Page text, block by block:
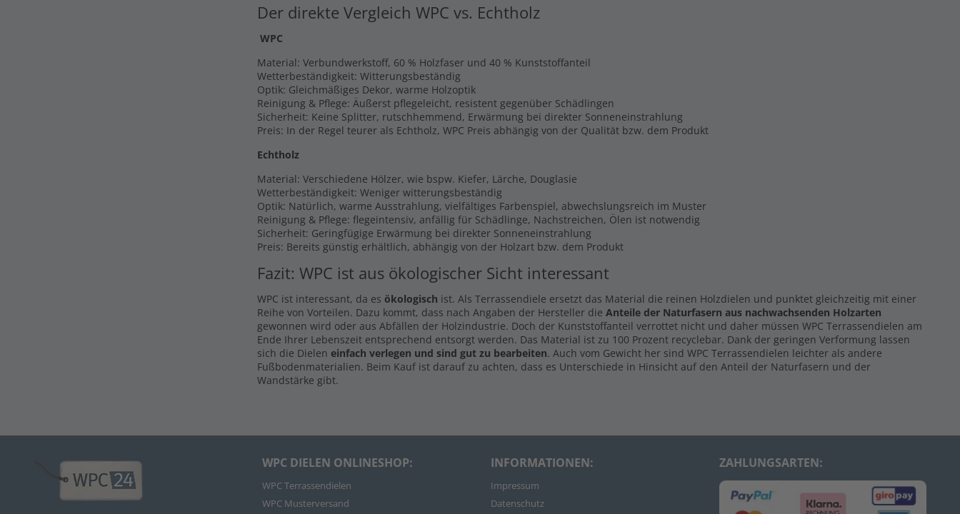
Der direkte Vergleich WPC vs. Echtholz
WPC
Material: Verbundwerkstoff, 60 % Holzfaser und 40 % Kunststoffanteil
Wetterbeständigkeit: Witterungsbeständig
Optik: Gleichmäßiges Dekor, warme Holzoptik
Reinigung & Pflege: Äußerst pflegeleicht, resistent gegenüber Schädlingen
Sicherheit: Keine Splitter, rutschhemmend, Erwärmung bei direkter Sonneneinstrahlung
Preis: In der Regel teurer als Echtholz, WPC Preis abhängig von der Qualität bzw. dem Produkt
Echtholz
Material: Verschiedene Hölzer, wie bspw. Kiefer, Lärche, Douglasie
Wetterbeständigkeit: Weniger witterungsbeständig
Optik: Natürlich, warme Ausstrahlung, vielfältiges Farbenspiel, abwechslungsreich im Muster
Reinigung & Pflege: flegeintensiv, anfällig für Schädlinge, Nachstreichen, Ölen ist notwendig
Sicherheit: Geringfügige Erwärmung bei direkter Sonneneinstrahlung
Preis: Bereits günstig erhältlich, abhängig von der Holzart bzw. dem Produkt
Fazit: WPC ist aus ökologischer Sicht interessant
WPC ist interessant, da es ökologisch ist. Als Terrassendiele ersetzt das Material die reinen Holzdielen und punktet gleichzeitig mit einer
Reihe von Vorteilen. Dazu kommt, dass nach Angaben der Hersteller die Anteile der Naturfasern aus nachwachsenden Holzarten
gewonnen wird oder aus Abfällen der Holzindustrie. Doch der Kunststoffanteil verrottet nicht und daher müssen WPC Terrassendielen am
Ende Ihrer Lebenszeit entsprechend entsorgt werden. Das Material ist zu 100 Prozent recyclebar. Dank der geringen Verformung lassen
sich die Dielen einfach verlegen und sind gut zu bearbeiten. Auch vom Gewicht her sind WPC Terrassendielen leichter als andere
Fußbodenmaterialien. Beim Kauf ist darauf zu achten, dass es Unterschiede in Hinsicht auf den Anteil der Naturfasern und der
Wandstärke gibt.
WPC DIELEN ONLINESHOP:
WPC Terrassendielen
WPC Musterversand
INFORMATIONEN:
Impressum
Datenschutz
ZAHLUNGSARTEN: